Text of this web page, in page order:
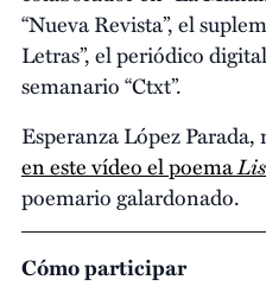
“Nueva Revista”, el
Letras”, el periódico
semanario “Ctxt”.
Esperanza López
en este vídeo el poema
poemario galardonado.
Cómo participar